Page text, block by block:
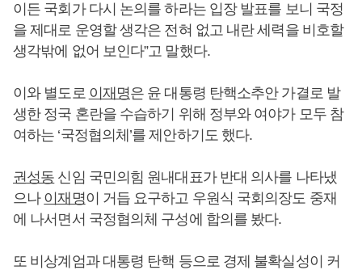
이든 국회가 다시 논의를 하라는 입장 발표를 보니 국정
을 제대로 운영할 생각은 전혀 없고 내란 세력을 비호할
생각밖에 없어 보인다”고 말했다.
이와 별도로 이재명은 윤 대통령 탄핵소추안 가결로 발
생한 정국 혼란을 수습하기 위해 정부와 여야가 모두 참
여하는 ‘국정협의체’를 제안하기도 했다.
권성동 신임 국민의힘 원내대표가 반대 의사를 나타냈
으나 이재명이 거듭 요구하고 우원식 국회의장도 중재
에 나서면서 국정협의체 구성에 합의를 봤다.
또 비상계엄과 대통령 탄핵 등으로 경제 불확실성이 커